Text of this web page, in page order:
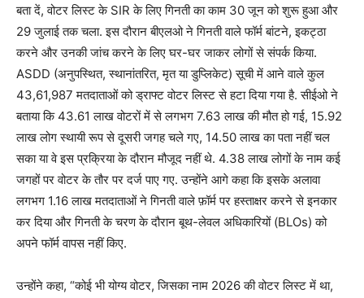
बता दें, वोटर लिस्ट के SIR के लिए गिनती का काम 30 जून को शुरू हुआ और
29 जुलाई तक चला. इस दौरान बीएलओ ने गिनती वाले फॉर्म बांटने, इकट्ठा
करने और उनकी जांच करने के लिए घर-घर जाकर लोगों से संपर्क किया.
ASDD (अनुपस्थित, स्थानांतरित, मृत या डुप्लिकेट) सूची में आने वाले कुल
43,61,987 मतदाताओं को ड्राफ्ट वोटर लिस्ट से हटा दिया गया है. सीईओ ने
बताया कि 43.61 लाख वोटरों में से लगभग 7.63 लाख की मौत हो गई, 15.92
लाख लोग स्थायी रूप से दूसरी जगह चले गए, 14.50 लाख का पता नहीं चल
सका या वे इस प्रक्रिया के दौरान मौजूद नहीं थे. 4.38 लाख लोगों के नाम कई
जगहों पर वोटर के तौर पर दर्ज पाए गए. उन्होंने आगे कहा कि इसके अलावा
लगभग 1.16 लाख मतदाताओं ने गिनती वाले फ़ॉर्म पर हस्ताक्षर करने से इनकार
कर दिया और गिनती के चरण के दौरान बूथ-लेवल अधिकारियों (BLOs) को
अपने फॉर्म वापस नहीं किए.
उन्‍होंने कहा, “कोई भी योग्य वोटर, जिसका नाम 2026 की वोटर लिस्ट में था,